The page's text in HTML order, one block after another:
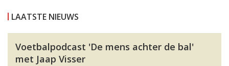
LAATSTE NIEUWS
Voetbalpodcast 'De mens achter de bal'
met Jaap Visser